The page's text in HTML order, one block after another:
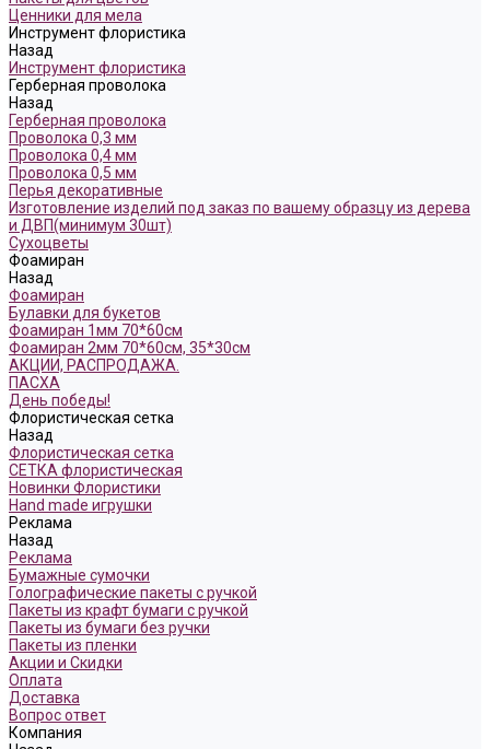
Ценники для мела
Инструмент флористика
Назад
Инструмент флористика
Герберная проволока
Назад
Герберная проволока
Проволока 0,3 мм
Проволока 0,4 мм
Проволока 0,5 мм
Перья декоративные
Изготовление изделий под заказ по вашему образцу из дерева
и ДВП(минимум 30шт)
Сухоцветы
Фоамиран
Назад
Фоамиран
Булавки для букетов
Фоамиран 1мм 70*60см
Фоамиран 2мм 70*60см, 35*30см
АКЦИИ, РАСПРОДАЖА.
ПАСХА
День победы!
Флористическая сетка
Назад
Флористическая сетка
СЕТКА флористическая
Новинки Флористики
Hand made игрушки
Реклама
Назад
Реклама
Бумажные сумочки
Голографические пакеты с ручкой
Пакеты из крафт бумаги с ручкой
Пакеты из бумаги без ручки
Пакеты из пленки
Акции и Скидки
Оплата
Доставка
Вопрос ответ
Компания